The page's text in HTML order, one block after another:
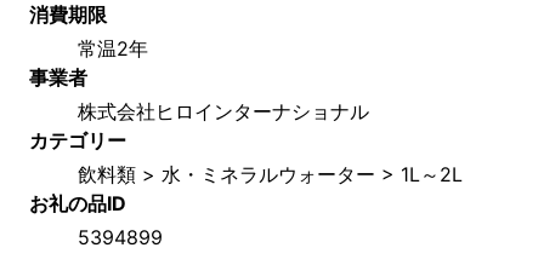
消費期限
常温2年
事業者
株式会社ヒロインターナショナル
カテゴリー
飲料類 > 水・ミネラルウォーター > 1L～2L
お礼の品ID
5394899